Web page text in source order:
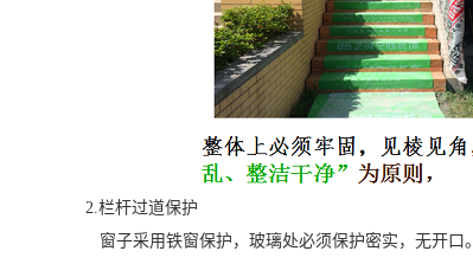
2.栏杆过道保护
窗子采用铁窗保护，玻璃处必须保护密实，无开口